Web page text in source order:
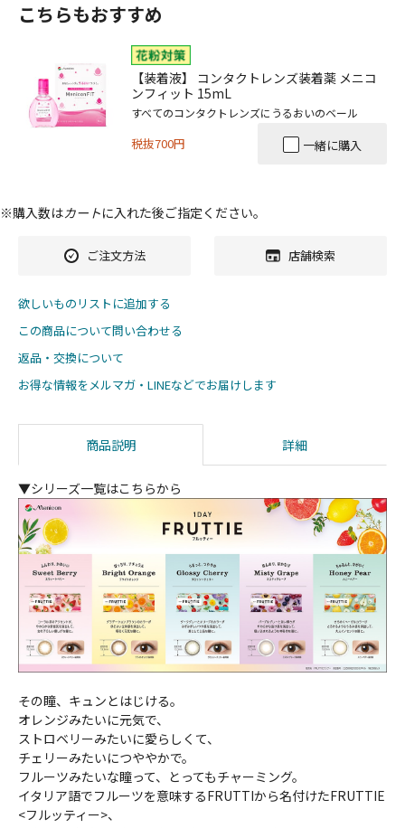
こちらもおすすめ
【装着液】 コンタクトレンズ装着薬 メニコ
ンフィット 15mL
すべてのコンタクトレンズにうるおいのベール
税抜700円 一緒に購入
※購入数はカートに入れた後ご指定ください。
ご注文方法 店舗検索
欲しいものリストに追加する
この商品について問い合わせる
返品・交換について
お得な情報をメルマガ・LINEなどでお届けします
商品説明 詳細
▼シリーズ一覧はこちらから
その瞳、キュンとはじける。
オレンジみたいに元気で、
ストロベリーみたいに愛らしくて、
チェリーみたいにつややかで。
フルーツみたいな瞳って、とってもチャーミング。
イタリア語でフルーツを意味するFRUTTIから名付けたFRUTTIE
<フルッティー>、